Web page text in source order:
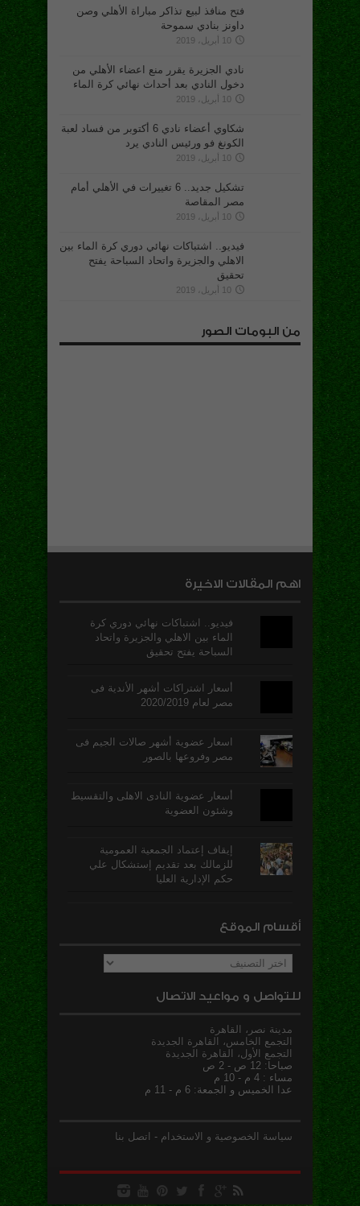
فتح منافذ لبيع تذاكر مباراة الأهلي وصن
داونز بنادي سموحة
10 أبريل، 2019
نادي الجزيرة يقرر منع اعضاء الأهلي من
دخول النادي بعد أحداث نهائي كرة الماء
10 أبريل، 2019
شكاوي أعضاء نادي 6 أكتوبر من فساد لعبة
الكونغ فو ورئيس النادي يرد
10 أبريل، 2019
تشكيل جديد.. 6 تغييرات في الأهلي أمام
مصر المقاصة
10 أبريل، 2019
فيديو.. اشتباكات نهائي دوري كرة الماء بين
الاهلي والجزيرة واتحاد السباحة يفتح
تحقيق
10 أبريل، 2019
من البومات الصور
اهم المقالات الاخيرة
فيديو.. اشتباكات نهائي دوري كرة
الماء بين الاهلي والجزيرة واتحاد
السباحة يفتح تحقيق
أسعار اشتراكات أشهر الأندية فى
مصر لعام 2020/2019
اسعار عضوية أشهر صالات الجيم فى
مصر وفروعها بالصور
أسعار عضوية النادى الاهلى والتقسيط
وشئون العضوية
إيقاف إعتماد الجمعية العمومية
للزمالك بعد تقديم إستشكال علي
حكم الإدارية العليا
أقسام الموقع
أقسام
الموقع
للتواصل و مواعيد الاتصال
مدينة نصر، القاهرة
التجمع الخامس، القاهرة الجديدة
التجمع الأول، القاهرة الجديدة
صباحا: 12 ص - 2 ص
مساء : 4 م - 10 م
عدا الخميس و الجمعة: 6 م - 11 م
سياسة الخصوصية و الاستخدام - اتصل بنا